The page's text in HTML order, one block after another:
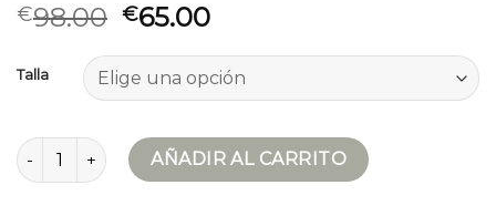
€98.00 €65.00
Talla
chaqueta esqui hombre cantidad
AÑADIR AL CARRITO